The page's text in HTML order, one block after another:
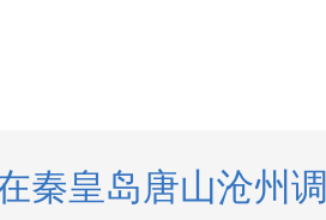
秦皇岛唐山沧州